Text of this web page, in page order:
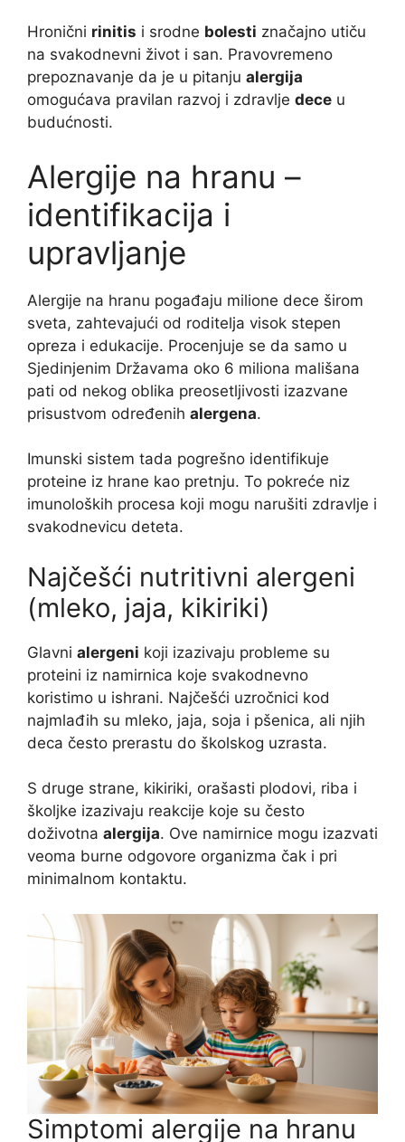
Hronični rinitis i srodne bolesti značajno utiču
na svakodnevni život i san. Pravovremeno
prepoznavanje da je u pitanju alergija
omogućava pravilan razvoj i zdravlje dece u
budućnosti.
Alergije na hranu –
identifikacija i
upravljanje
Alergije na hranu pogađaju milione dece širom
sveta, zahtevajući od roditelja visok stepen
opreza i edukacije. Procenjuje se da samo u
Sjedinjenim Državama oko 6 miliona mališana
pati od nekog oblika preosetljivosti izazvane
prisustvom određenih alergena.
Imunski sistem tada pogrešno identifikuje
proteine iz hrane kao pretnju. To pokreće niz
imunoloških procesa koji mogu narušiti zdravlje i
svakodnevicu deteta.
Najčešći nutritivni alergeni
(mleko, jaja, kikiriki)
Glavni alergeni koji izazivaju probleme su
proteini iz namirnica koje svakodnevno
koristimo u ishrani. Najčešći uzročnici kod
najmlađih su mleko, jaja, soja i pšenica, ali njih
deca često prerastu do školskog uzrasta.
S druge strane, kikiriki, orašasti plodovi, riba i
školjke izazivaju reakcije koje su često
doživotna alergija. Ove namirnice mogu izazvati
veoma burne odgovore organizma čak i pri
minimalnom kontaktu.
Simptomi alergije na hranu